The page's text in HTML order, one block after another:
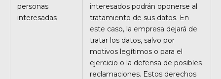
personas
interesadas
interesados podrán oponerse al
tratamiento de sus datos. En
este caso, la empresa dejará de
tratar los datos, salvo por
motivos legítimos o para el
ejercicio o la defensa de posibles
reclamaciones. Estos derechos